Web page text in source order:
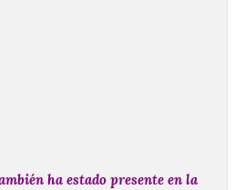
ha estado presente en la